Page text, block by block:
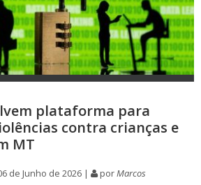
plataforma para
contra crianças e
MT
de Junho de 2026 | porMarcos